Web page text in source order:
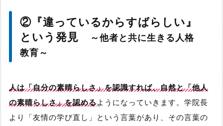
②『違っているからすばらしい』
という発見
～他者と共に生きる人格
教育～
人は「自分の素晴らしさ」を認識すれば、自然と「他人
の素晴らしさ」を認めるようになっていきます。学院長
より「友情の学び直し」という言葉があり、その言葉の